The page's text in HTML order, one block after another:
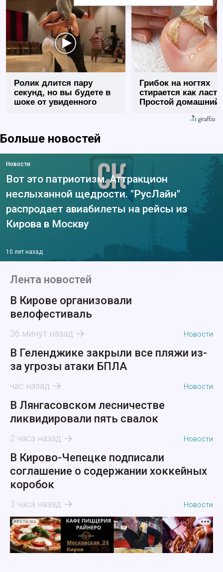
Ролик длится пару
секунд, но вы будете в
шоке от увиденного
Грибок на ногтях
стирается как
Простой домашний
Больше новостей
Новости
Вот это патриотизм. Аттракцион
неслыханной щедрости. "РусЛайн"
распродает авиабилеты на рейсы из
Кирова в Москву
10 лет назад
Лента новостей
В Кирове организовали
велофестиваль
36 минут назад Новости
В Геленджике закрыли все пляжи из-
за угрозы атаки БПЛА
час назад Новости
В Лянгасовском лесничестве
ликвидировали пять свалок
2 часа назад Новости
В Кирово-Чепецке подписали
соглашение о содержании хоккейных
коробок
3 часа назад Новости
РЕКЛАМА